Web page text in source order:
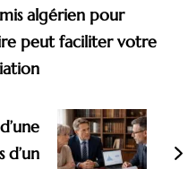
algérien pour
peut faciliter votre
d’un